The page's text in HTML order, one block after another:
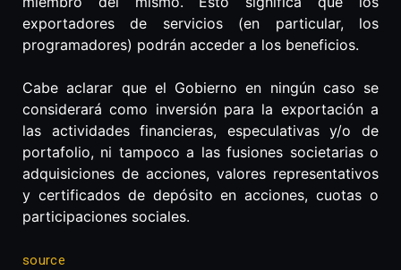
exportadores de servicios (en particular, los
programadores) podrán acceder a los beneficios.
Cabe aclarar que el Gobierno en ningún caso se
considerará como inversión para la exportación a
las actividades financieras, especulativas y/o de
portafolio, ni tampoco a las fusiones societarias o
adquisiciones de acciones, valores representativos
y certificados de depósito en acciones, cuotas o
participaciones sociales.
source